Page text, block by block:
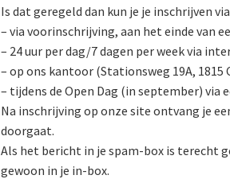
Is dat geregeld dan kun je je inschrijven
– via voorinschrijving, aan het einde van
– 24 uur per dag/7 dagen per week via
– op ons kantoor (Stationsweg 19A,
– tijdens de Open Dag (in september) via
Na inschrijving op onze site ontvang je
doorgaat.
Als het bericht in je spam-box is terecht
gewoon in je in-box.